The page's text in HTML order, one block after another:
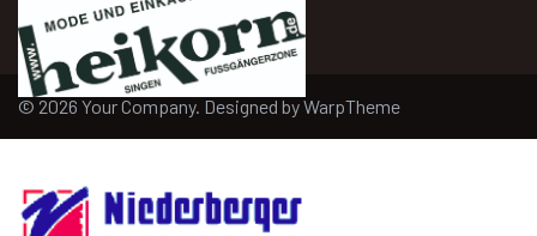
© 2026 Your Company. Designed byWarpTheme